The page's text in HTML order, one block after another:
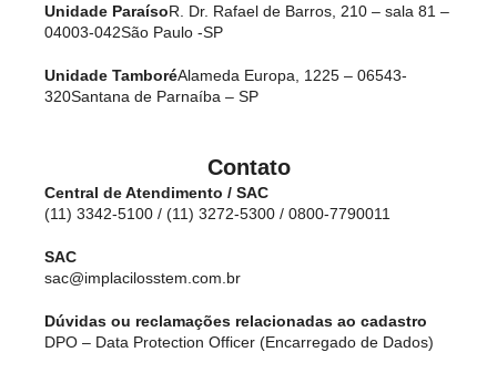
Unidade ParaísoR. Dr. Rafael de Barros, 210 – sala 81 –
04003-042São Paulo -SP
Unidade TamboréAlameda Europa, 1225 – 06543-
320Santana de Parnaíba – SP
Contato
Central de Atendimento / SAC
(11) 3342-5100 / (11) 3272-5300 / 0800-7790011
SAC
sac@implacilosstem.com.br
Dúvidas ou reclamações relacionadas ao cadastro
DPO – Data Protection Officer (Encarregado de Dados)